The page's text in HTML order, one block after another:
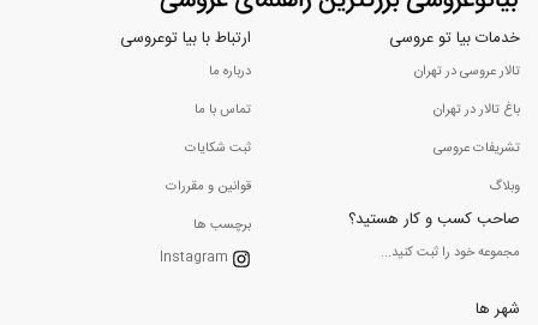
خدمات بیا تو عروسی
تالار عروسی در تهران
باغ تالار در تهران
تشریفات عروسی
وبلاگ
صاحب کسب و کار هستید؟
مجموعه خود را ثبت کنید...
ارتباط با بیا توعروسی
درباره ما
تماس با ما
ثبت شکایات
قوانین و مقررات
برچسب ها
Instagram
شهر ها